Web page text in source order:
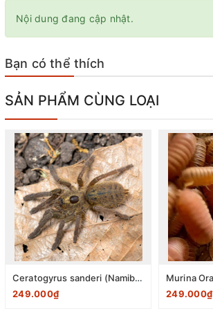
Nội dung đang cập nhật.
Bạn có thể thích
SẢN PHẨM CÙNG LOẠI
Ceratogyrus sanderi (Namibian Horned Baboon Tarantula) 1-2cm
249.000₫
249.000₫